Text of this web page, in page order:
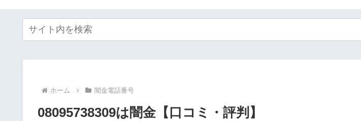
ホーム 闇金電話番号
08095738309は闇金【口コミ・評判】